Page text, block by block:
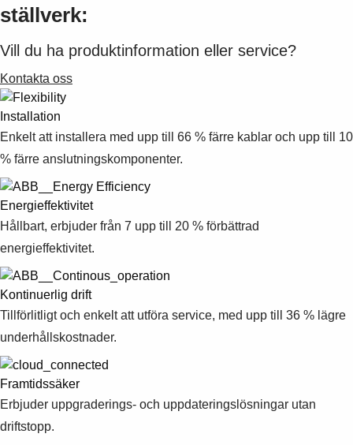
See more products
Shopping list preview
0
ställverk:
Vill du ha produktinformation eller service?
Kontakta oss
Installation
Enkelt att installera med upp till 66 % färre kablar och upp till 10
% färre anslutningskomponenter.
Energieffektivitet
Hållbart, erbjuder från 7 upp till 20 % förbättrad
energieffektivitet.
Kontinuerlig drift
Tillförlitligt och enkelt att utföra service, med upp till 36 % lägre
underhållskostnader.
Framtidssäker
Erbjuder uppgraderings- och uppdateringslösningar utan
driftstopp.